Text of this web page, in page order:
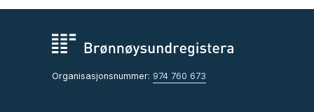
Organisasjonsnummer: 974 760 673